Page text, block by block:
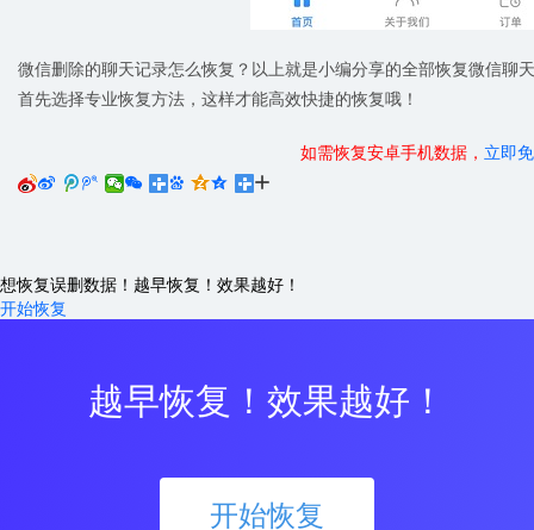
微信删除的聊天记录怎么恢复？以上就是小编分享的全部恢复微信聊
首先选择专业恢复方法，这样才能高效快捷的恢复哦！
如需恢复安卓手机数据， 立即
     
想恢复误删数据！越早恢复！效果越好！
开始恢复
越早恢复！效果越好！
开始恢复